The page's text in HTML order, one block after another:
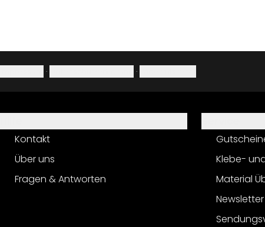
· ·
Kontakt
Über uns
Fragen & Antworten
Klebe-
Material